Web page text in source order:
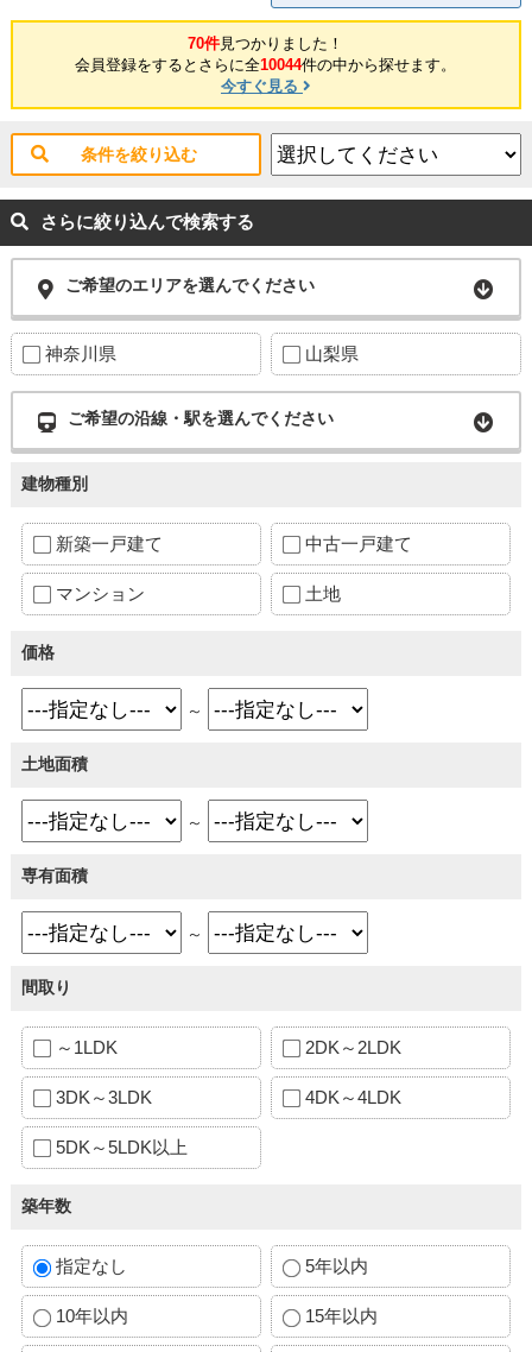
70件見つかりました！
会員登録をするとさらに全10044件の中から探せます。
今すぐ見る
条件を絞り込む
さらに絞り込んで検索する
ご希望のエリアを選んでください
神奈川県 山梨県
ご希望の沿線・駅を選んでください
建物種別
新築一戸建て 中古一戸建て
マンション 土地
価格
～
土地面積
～
専有面積
～
間取り
～1LDK 2DK～2LDK
3DK～3LDK 4DK～4LDK
5DK～5LDK以上
築年数
指定なし 5年以内
10年以内 15年以内